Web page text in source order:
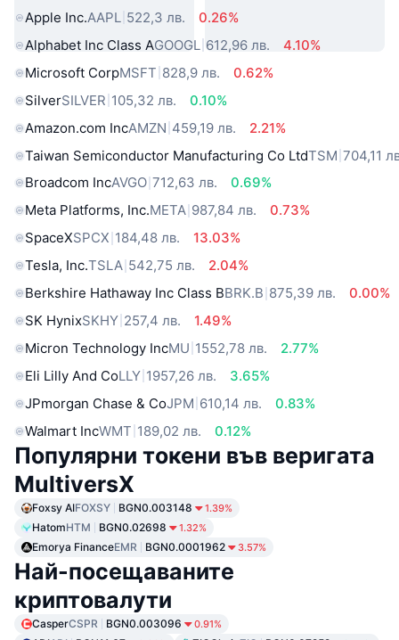
Apple Inc.AAPL 522,3 лв.
0.26%
Alphabet Inc Class AGOOGL 612,96 лв.
4.10%
Microsoft CorpMSFT 828,9 лв.
0.62%
SilverSILVER 105,32 лв.
0.10%
Amazon.com IncAMZN 459,19 лв.
2.21%
Taiwan Semiconductor Manufacturing Co LtdTSM 704,11
Broadcom IncAVGO 712,63 лв.
0.69%
Meta Platforms, Inc.META 987,84 лв.
0.73%
SpaceXSPCX 184,48 лв.
13.03%
Tesla, Inc.TSLA 542,75 лв.
2.04%
Berkshire Hathaway Inc Class BBRK.B 875,39 лв.
0.00%
SK HynixSKHY 257,4 лв.
1.49%
Micron Technology IncMU 1552,78 лв.
2.77%
Eli Lilly And CoLLY 1957,26 лв.
3.65%
JPmorgan Chase & CoJPM 610,14 лв.
0.83%
Walmart IncWMT 189,02 лв. 0.12%
Популярни токени във веригата
MultiversX
Foxsy AIFOXSY BGN0.003148 1.39%
HatomHTM BGN0.02698 1.32%
Emorya FinanceEMR BGN0.0001962 3.57%
Най-посещаваните
криптовалути
CasperCSPR BGN0.003096 0.91%